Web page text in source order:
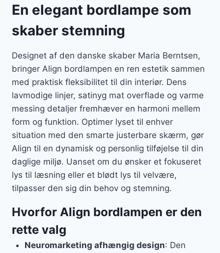
En elegant bordlampe som
skaber stemning
Designet af den danske skaber Maria Berntsen,
bringer Align bordlampen en ren estetik sammen
med praktisk fleksibilitet til din interiør. Dens
lavmodige linjer, satinyg mat overflade og varme
messing detaljer fremhæver en harmoni mellem
form og funktion. Optimer lyset til enhver
situation med den smarte justerbare skærm, gør
Align til en dynamisk og personlig tilføjelse til din
daglige miljø. Uanset om du ønsker et fokuseret
lys til læsning eller et blødt lys til velvære,
tilpasser den sig din behov og stemning.
Hvorfor Align bordlampen er den
rette valg
Neuromarketing afhængig design: Den